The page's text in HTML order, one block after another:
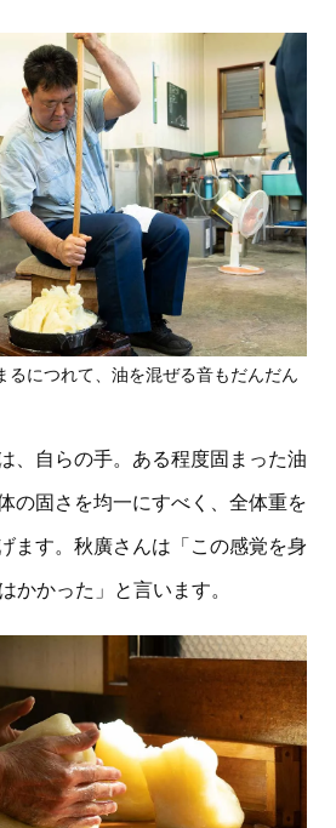
るにつれて、油を混ぜる音もだんだん
、自らの手。ある程度固まった油
の固さを均一にすべく、全体重を
ます。秋廣さんは「この感覚を身
かかった」と言います。